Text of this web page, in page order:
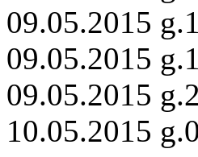
09.05.2015
09.05.2015
09.05.2015
10.05.2015